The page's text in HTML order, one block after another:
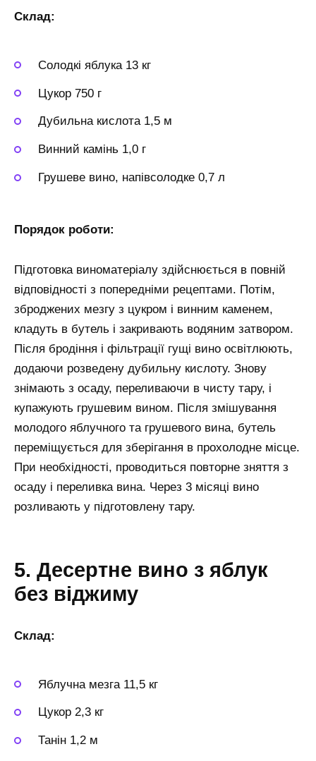
Склад:
Солодкі яблука 13 кг
Цукор 750 г
Дубильна кислота 1,5 м
Винний камінь 1,0 г
Грушеве вино, напівсолодке 0,7 л
Порядок роботи:
Підготовка виноматеріалу здійснюється в повній
відповідності з попередніми рецептами. Потім,
зброджених мезгу з цукром і винним каменем,
кладуть в бутель і закривають водяним затвором.
Після бродіння і фільтрації гущі вино освітлюють,
додаючи розведену дубильну кислоту. Знову
знімають з осаду, переливаючи в чисту тару, і
купажують грушевим вином. Після змішування
молодого яблучного та грушевого вина, бутель
переміщується для зберігання в прохолодне місце.
При необхідності, проводиться повторне зняття з
осаду і переливка вина. Через 3 місяці вино
розливають у підготовлену тару.
5. Десертне вино з яблук
без віджиму
Склад:
Яблучна мезга 11,5 кг
Цукор 2,3 кг
Танін 1,2 м